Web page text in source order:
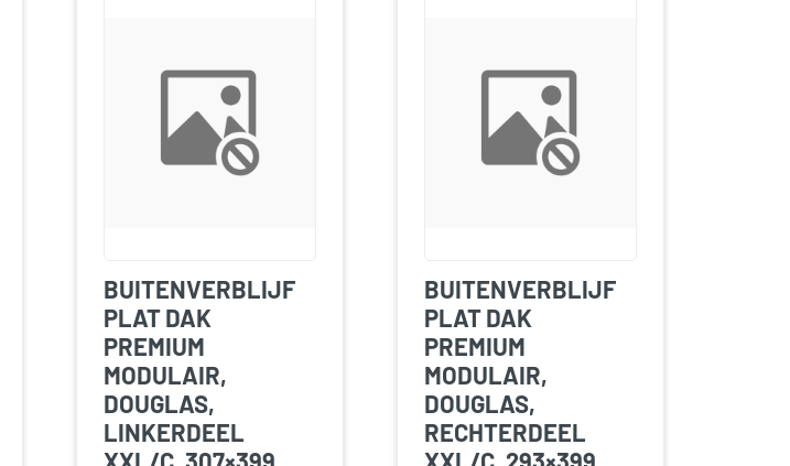
BUITENVERBLIJF
PLAT DAK
PREMIUM
MODULAIR,
DOUGLAS,
LINKERDEEL
XXL/C, 307×399
BUITENVERBLIJF
PLAT DAK
PREMIUM
MODULAIR,
DOUGLAS,
RECHTERDEEL
XXL/C, 293×399